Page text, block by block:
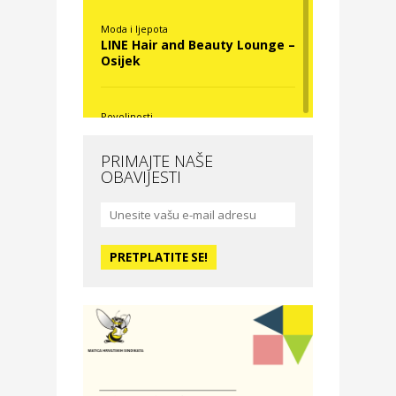
Moda i ljepota
LINE Hair and Beauty Lounge –
Osijek
Povoljnosti
Moda i ljepota
studio – Osijek
Zdravlje i osiguranje
PRIMAJTE NAŠE
OBAVIJESTI